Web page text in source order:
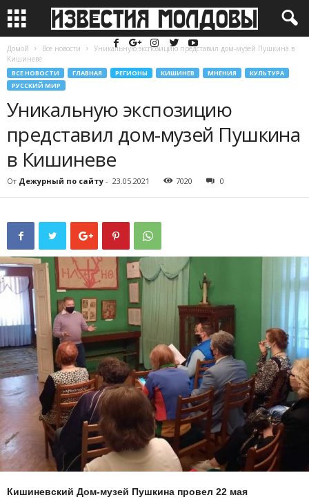
Домой Все новости
Уникальную экспозицию представил дом-музей Пушкина в
Кишиневе
ВСЕ НОВОСТИ ГЛАВНАЯ РЕГИОНЫ КИШИНЕВ МНЕНИЯ
КУЛЬТУРА
РУССКИЙ МИР
Уникальную экспозицию
представил дом-музей Пушкина
в Кишиневе
От Дежурный по сайту - 23.05.2021 7020 0
Кишиневский Дом-музей Пушкина провел 22 мая